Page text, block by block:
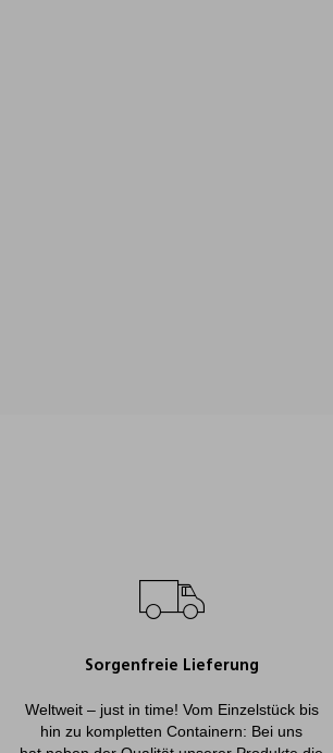
Sorgenfreie Lieferung
Weltweit – just in time! Vom Einzelstück bis
hin zu kompletten Containern: Bei uns